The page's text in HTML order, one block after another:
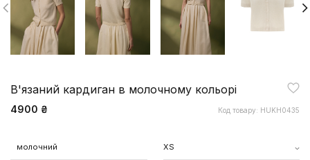
В'язаний кардиган в молочному кольорі
4900 ₴ Код товару: HUKH0435
молочний XS